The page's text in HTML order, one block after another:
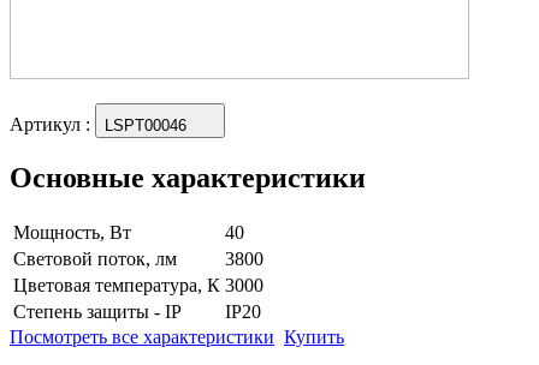
Артикул : LSPT00046
Основные характеристики
Мощность, Вт
40
Световой поток, лм
3800
Цветовая температура, К 3000
Степень защиты - IP
IP20
Посмотреть все характеристики Купить